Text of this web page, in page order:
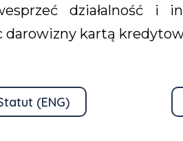
działalność i
darowizny kartą
(ENG)